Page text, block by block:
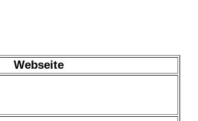
Webseite